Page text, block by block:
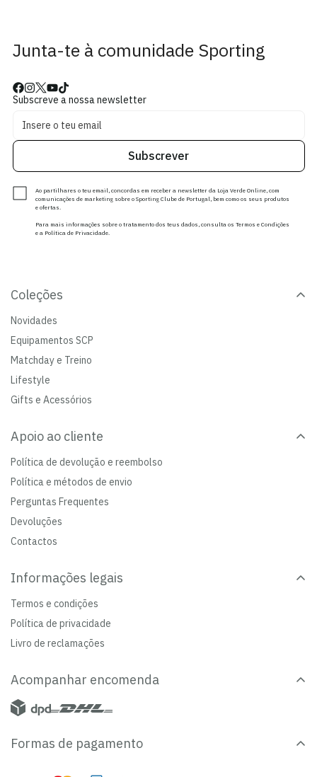
Junta-te à comunidade Sporting
Subscreve a nossa newsletter
Subscrever
Ao partilhares o teu email, concordas em receber a newsletter da Loja Verde Online, com
comunicações de marketing sobre o Sporting Clube de Portugal, bem como os seus produtos
e ofertas.
Para mais informações sobre o tratamento dos teus dados, consulta os Termos e Condições
e a Política de Privacidade.
Coleções
Novidades
Equipamentos SCP
Matchday e Treino
Lifestyle
Gifts e Acessórios
Apoio ao cliente
Política de devolução e reembolso
Política e métodos de envio
Perguntas Frequentes
Devoluções
Contactos
Informações legais
Termos e condições
Política de privacidade
Livro de reclamações
Acompanhar encomenda
Formas de pagamento